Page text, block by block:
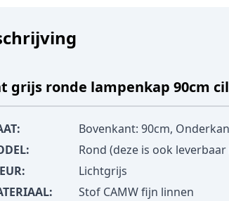
grijs ronde lampenkap 90cm
Bovenkant: 90cm,
Rond (deze is ook
Lichtgrijs
Stof CAMW fijn linnen